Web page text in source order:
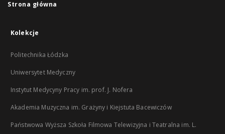
Strona główna
Kolekcje
Politechnika Łódzka
Uniwersytet Medyczny
Instytut Medycyny Pracy im. prof. J. Nofera
Akademia Muzyczna im. Grażyny i Kiejstuta Bacewiczów
Państwowa Wyższa Szkoła Filmowa Telewizyjna i Teatralna im. L.